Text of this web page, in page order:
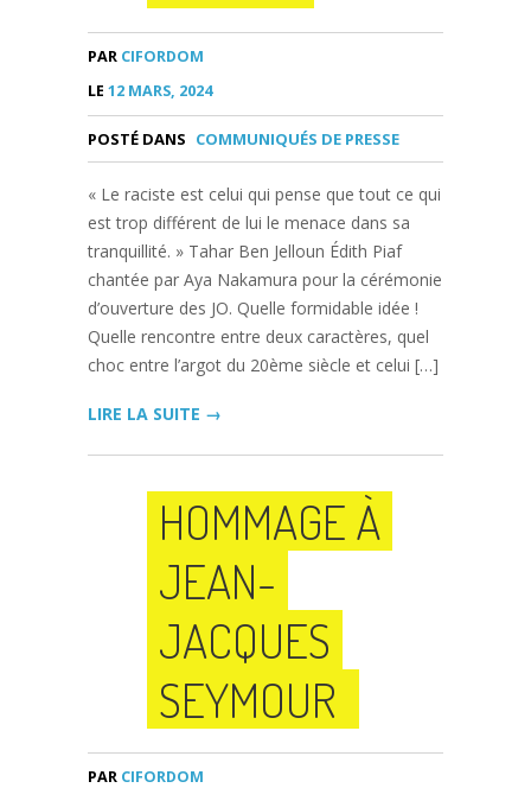
PAR CIFORDOM
LE 12 MARS, 2024
POSTÉ DANS COMMUNIQUÉS DE PRESSE
« Le raciste est celui qui pense que tout ce qui
est trop différent de lui le menace dans sa
tranquillité. » Tahar Ben Jelloun Édith Piaf
chantée par Aya Nakamura pour la cérémonie
d’ouverture des JO. Quelle formidable idée !
Quelle rencontre entre deux caractères, quel
choc entre l’argot du 20ème siècle et celui […]
LIRE LA SUITE →
HOMMAGE À
JEAN-
JACQUES
SEYMOUR
PAR CIFORDOM